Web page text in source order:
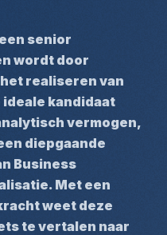
senior
wordt door
realiseren van
kandidaat
vermogen,
diepgaande
Business
Met een
weet deze
te vertalen naar